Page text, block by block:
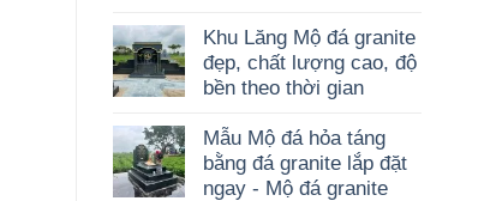
Khu Lăng Mộ đá granite
đẹp, chất lượng cao, độ
bền theo thời gian
Mẫu Mộ đá hỏa táng
bằng đá granite lắp đặt
ngay - Mộ đá granite